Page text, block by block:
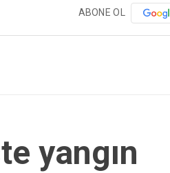
ABONE OL
yangın